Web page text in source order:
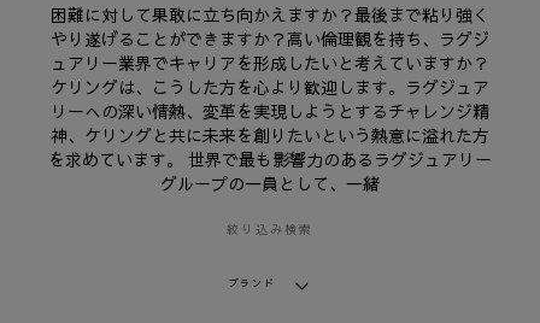
サステナビリティ
FINANCE
プレスルーム
採用情報
困難に対して果敢に立ち向かえますか？最後まで粘り強く
やり遂げることができますか？高い倫理観を持ち、ラグジ
ュアリー業界でキャリアを形成したいと考えていますか？
ケリングは、こうした方を心より歓迎します。ラグジュア
リーへの深い情熱、変革を実現しようとするチャレンジ精
神、ケリングと共に未来を創りたいという熱意に溢れた方
を求めています。 世界で最も影響力のあるラグジュアリー
グループの一員として、一緒
絞り込み検索
ブランド